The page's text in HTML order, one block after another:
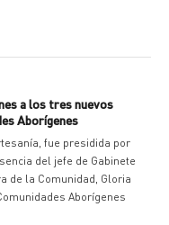
a los tres nuevos
Aborígenes
fue presidida por
del jefe de Gabinete
de la Comunidad, Gloria
Aborígenes